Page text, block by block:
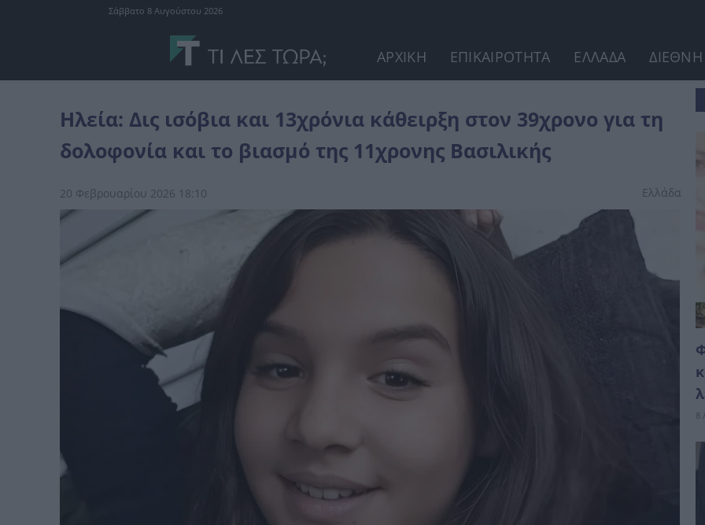
Σάββατο 8 Αυγούστου 2026
ΑΡΧΙΚΗ ΕΠΙΚΑΙΡΟΤΗΤΑ ΕΛΛΑΔΑ ΔΙΕΘΝΗ
Ηλεία: Δις ισόβια και 13χρόνια κάθειρξη στον 39χρονο για τη
δολοφονία και το βιασμό της 11χρονης Βασιλικής
20 Φεβρουαρίου 2026 18:10 Ελλάδα
8